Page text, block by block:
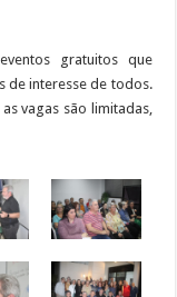
gratuitos que
de interesse de todos.
vagas são limitadas,